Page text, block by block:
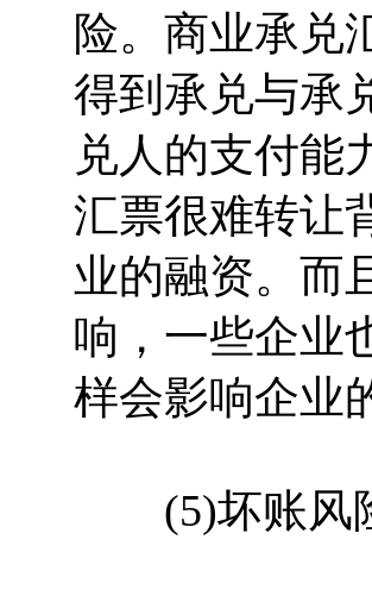
险。商业承兑
得到承兑与承
兑人的支付能
汇票很难转让
业的融资。而
响，一些企业
样会影响企业
(5)坏账风